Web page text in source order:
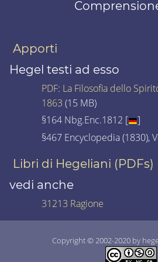
Apporti
Hegel testi ad esso
PDF: La Filosofia dello
1863 (15 MB)
§164 Nbg.Enc.1812 [
]
§467 Encyclopedia (1830),
Libri di Hegeliani (PDFs)
vedi anche
31213 Ragione
Copyright © 2002-2020 by